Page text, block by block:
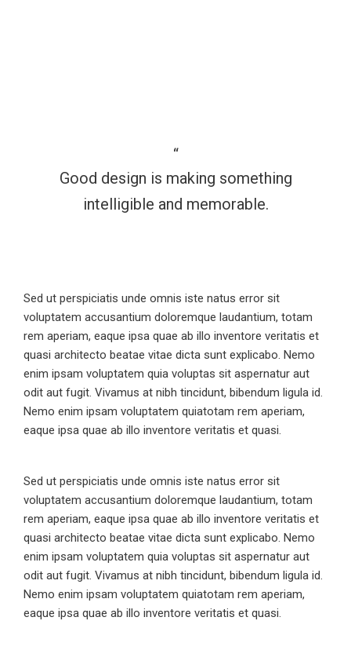
Good design is making something
intelligible and memorable.
Sed ut perspiciatis unde omnis iste natus error sit
voluptatem accusantium doloremque laudantium, totam
rem aperiam, eaque ipsa quae ab illo inventore veritatis et
quasi architecto beatae vitae dicta sunt explicabo. Nemo
enim ipsam voluptatem quia voluptas sit aspernatur aut
odit aut fugit. Vivamus at nibh tincidunt, bibendum ligula id.
Nemo enim ipsam voluptatem quiatotam rem aperiam,
eaque ipsa quae ab illo inventore veritatis et quasi.
Sed ut perspiciatis unde omnis iste natus error sit
voluptatem accusantium doloremque laudantium, totam
rem aperiam, eaque ipsa quae ab illo inventore veritatis et
quasi architecto beatae vitae dicta sunt explicabo. Nemo
enim ipsam voluptatem quia voluptas sit aspernatur aut
odit aut fugit. Vivamus at nibh tincidunt, bibendum ligula id.
Nemo enim ipsam voluptatem quiatotam rem aperiam,
eaque ipsa quae ab illo inventore veritatis et quasi.